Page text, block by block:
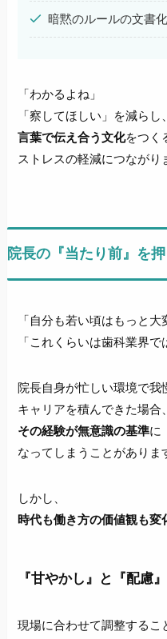
暗黙のルールの文書化
「わかるよね」
「察してほしい」を減らし、
言葉で伝え合う文化をつく
ストレスの軽減につながり
院長の『当たり前』を
「自分も若い頃はもっと大
「これくらいは歯科業界で
院長自身が忙しい環境で我
キャリアを積んできた場合、
その経験が無意識の基準に
なってしまうことがありま
しかし、
時代も働き方の価値観も変
『甘やかし』と『配慮
現場に合わせて調整するこ